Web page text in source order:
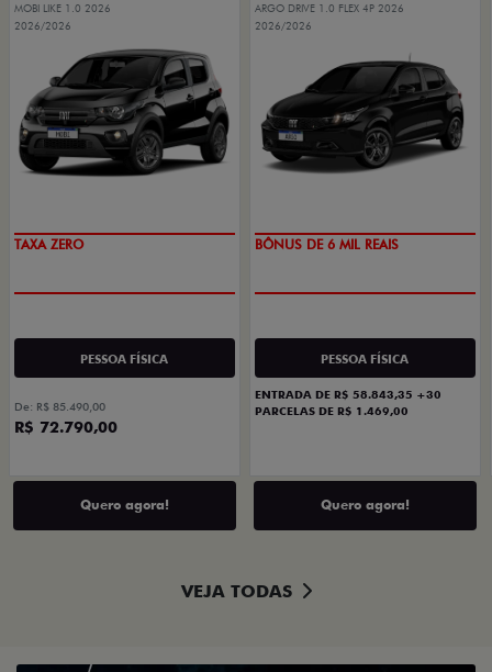
MOBI LIKE 1.0 2026
2026/2026
TAXA ZERO
PESSOA FÍSICA
De: R$ 85.490,00
R$ 72.790,00
Quero agora!
ARGO DRIVE 1.0 FLEX 4P 2026
2026/2026
BÔNUS DE 6 MIL REAIS
PESSOA FÍSICA
ENTRADA DE R$ 58.843,35 +30
PARCELAS DE R$ 1.469,00
Quero agora!
VEJA TODAS